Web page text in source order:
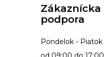
Zákaznícka
podpora
Pondelok - Piatok